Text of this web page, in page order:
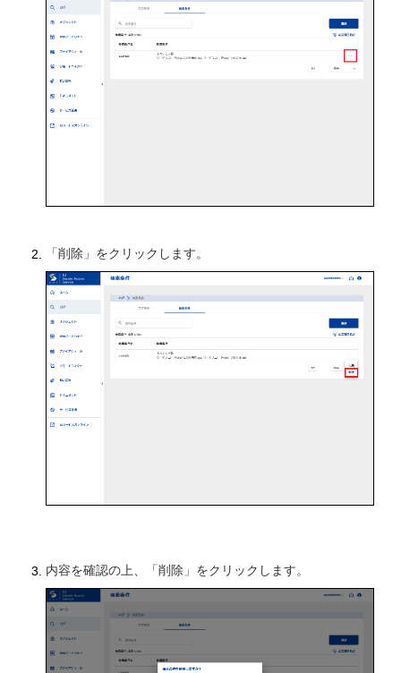
「削除」をクリックします。
内容を確認の上、「削除」をクリックします。